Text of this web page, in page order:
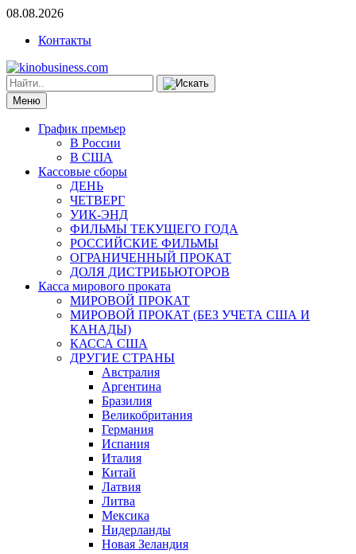
08.08.2026
Контакты
Меню
График премьер
В России
В США
Кассовые сборы
ДЕНЬ
ЧЕТВЕРГ
УИК-ЭНД
ФИЛЬМЫ ТЕКУЩЕГО ГОДА
РОССИЙСКИЕ ФИЛЬМЫ
ОГРАНИЧЕННЫЙ ПРОКАТ
ДОЛЯ ДИСТРИБЬЮТОРОВ
Касса мирового проката
МИРОВОЙ ПРОКАТ
МИРОВОЙ ПРОКАТ (БЕЗ УЧЕТА США И
КАНАДЫ)
КАССА США
ДРУГИЕ СТРАНЫ
Австралия
Аргентина
Бразилия
Великобритания
Германия
Испания
Италия
Китай
Латвия
Литва
Мексика
Нидерланды
Новая Зеландия